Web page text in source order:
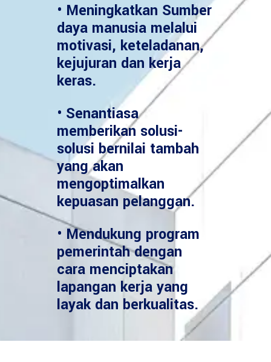
• Meningkatkan Sumber
daya manusia melalui
motivasi, keteladanan,
kejujuran dan kerja
keras.
• Senantiasa
memberikan solusi-
solusi bernilai tambah
yang akan
mengoptimalkan
kepuasan pelanggan.
• Mendukung program
pemerintah dengan
cara menciptakan
lapangan kerja yang
layak dan berkualitas.